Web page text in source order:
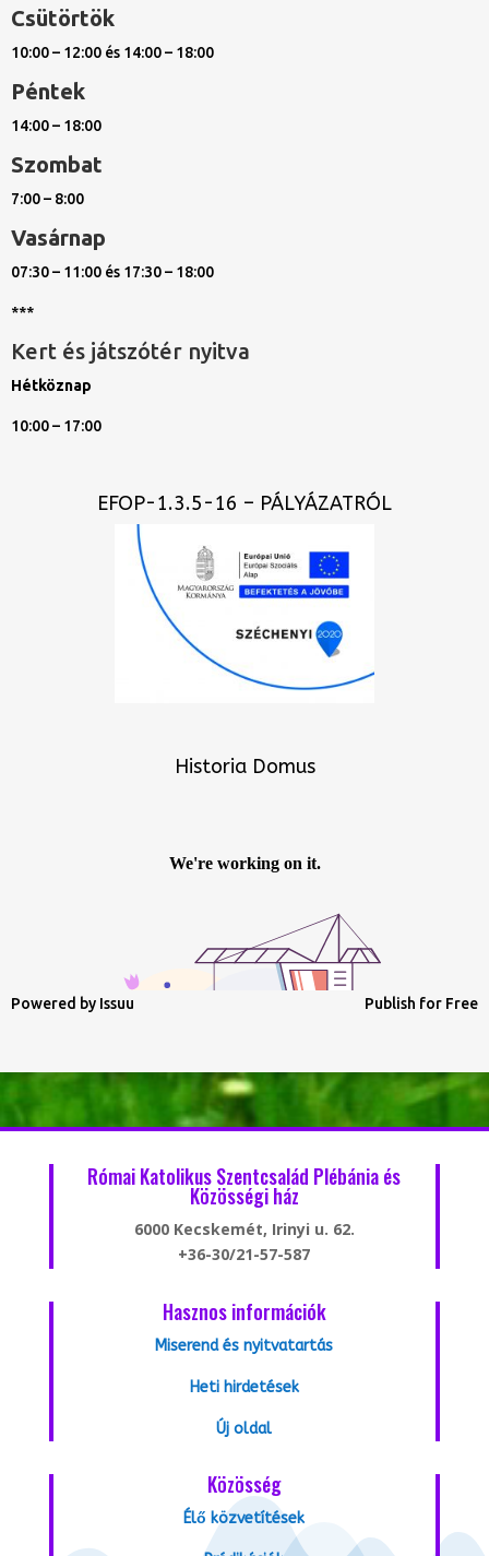
Csütörtök
10:00 – 12:00 és 14:00 – 18:00
Péntek
14:00 – 18:00
Szombat
7:00 – 8:00
Vasárnap
07:30 – 11:00 és 17:30 – 18:00
***
Kert és játszótér nyitva
Hétköznap
10:00 – 17:00
EFOP-1.3.5-16 – PÁLYÁZATRÓL
Historia Domus
Powered by Issuu Publish for Free
Római Katolikus Szentcsalád Plébánia és
Közösségi ház
6000 Kecskemét, Irinyi u. 62.
+36-30/21-57-587
Hasznos információk
Miserend és nyitvatartás
Heti hirdetések
Új oldal
Közösség
Élő közvetítések